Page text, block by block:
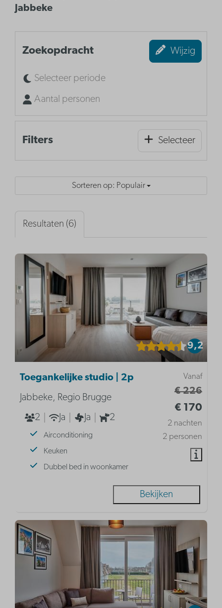
Jabbeke
Zoekopdracht Wijzig
Selecteer periode
Aantal personen
Filters Selecteer
Sorteren op: Populair
Resultaten (6)
9,2
Vanaf
€ 226
€ 170
2 nachten
2 personen
Toegankelijke studio | 2p
Jabbeke, Regio Brugge
2
Ja Ja 2
Airconditioning
Keuken
Dubbel bed in woonkamer
Bekijken